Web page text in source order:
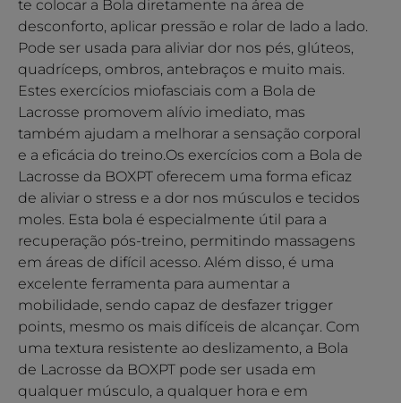
te colocar a Bola diretamente na área de
desconforto, aplicar pressão e rolar de lado a lado.
Pode ser usada para aliviar dor nos pés, glúteos,
quadríceps, ombros, antebraços e muito mais.
Estes exercícios miofasciais com a Bola de
Lacrosse promovem alívio imediato, mas
também ajudam a melhorar a sensação corporal
e a eficácia do treino.Os exercícios com a Bola de
Lacrosse da BOXPT oferecem uma forma eficaz
de aliviar o stress e a dor nos músculos e tecidos
moles. Esta bola é especialmente útil para a
recuperação pós-treino, permitindo massagens
em áreas de difícil acesso. Além disso, é uma
excelente ferramenta para aumentar a
mobilidade, sendo capaz de desfazer trigger
points, mesmo os mais difíceis de alcançar. Com
uma textura resistente ao deslizamento, a Bola
de Lacrosse da BOXPT pode ser usada em
qualquer músculo, a qualquer hora e em